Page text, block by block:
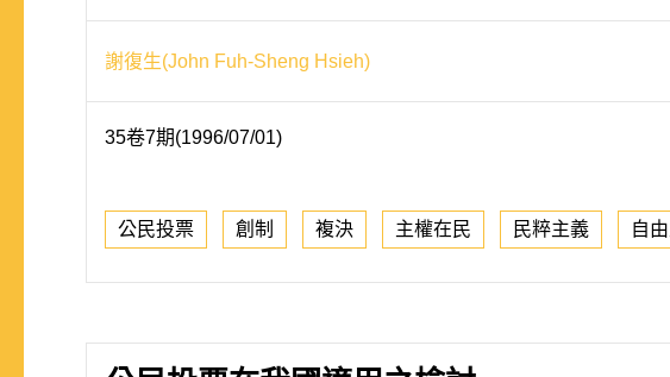
謝復生(John Fuh-Sheng Hsieh)
35卷7期(1996/07/01)
公民投票 創制 複決 主權在民 民粹主義 自